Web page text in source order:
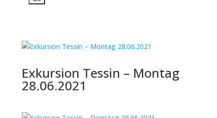
Exkursion Tessin – Montag
28.06.2021